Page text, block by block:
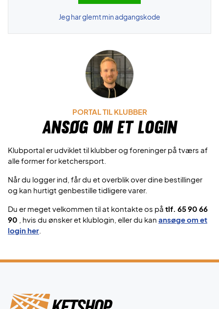
Jeg har glemt min adgangskode
PORTAL TIL KLUBBER
Ansøg om et login
Klubportal er udviklet til klubber og foreninger på tværs af
alle former for ketchersport.
Når du logger ind, får du et overblik over dine bestillinger
og kan hurtigt genbestille tidligere varer.
Du er meget velkommen til at kontakte os på tlf. 65 90 66
90
, hvis du ønsker et klublogin, eller du kan ansøge om et
login her